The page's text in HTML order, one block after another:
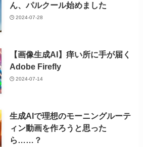
ん、パルクール始めました
2024-07-28
【画像生成AI】痒い所に手が届く
Adobe Firefly
2024-07-14
生成AIで理想のモーニングルーテ
ィン動画を作ろうと思った
ら……？